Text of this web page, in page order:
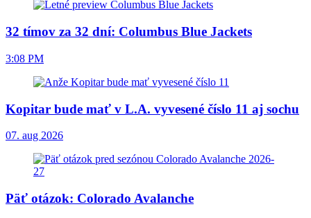
32 tímov za 32 dní: Columbus Blue Jackets
3:08 PM
Kopitar bude mať v L.A. vyvesené číslo 11 aj sochu
07. aug 2026
Päť otázok: Colorado Avalanche